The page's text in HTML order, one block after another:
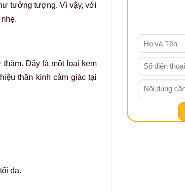
tưởng tượng. Vì vậy, với
thâm. Đây là một loại kem
thần kinh cảm giác tại
đa.